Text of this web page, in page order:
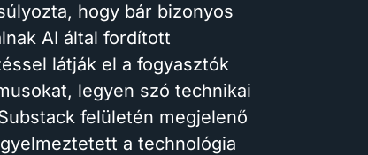
hogy bár bizonyos
AI által fordított
látják el a fogyasztók
legyen szó technikai
felületén megjelenő
a technológia